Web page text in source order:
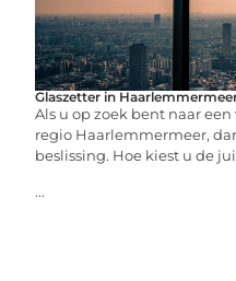
Glaszetter in
Als u op zoek bent naar
regio Haarlemmermeer,
beslissing. Hoe kiest u de
...